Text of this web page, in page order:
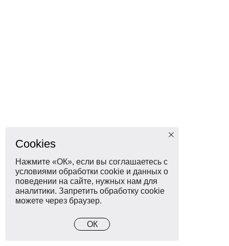
Cookies
Нажмите «ОК», если вы соглашаетесь с
условиями обработки cookie и данных о
поведении на сайте, нужных нам для
аналитики. Запретить обработку cookie
можете через браузер.
ОК